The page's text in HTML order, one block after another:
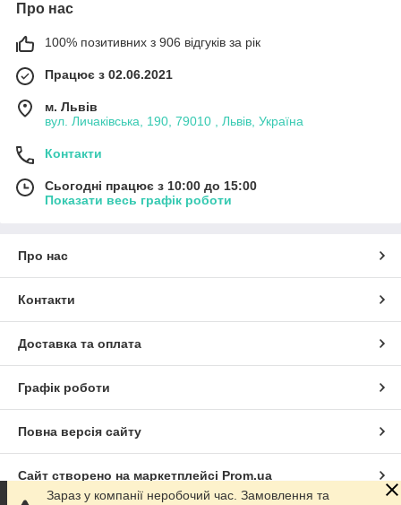
Про нас
100% позитивних з 906 відгуків за рік
Працює з 02.06.2021
м. Львів
вул. Личаківська, 190, 79010 , Львів, Україна
Контакти
Сьогодні працює з 10:00 до 15:00
Показати весь графік роботи
Про нас
Контакти
Доставка та оплата
Графік роботи
Повна версія сайту
Сайт створено на маркетплейсі Prom.ua
Зараз у компанії неробочий час. Замовлення та